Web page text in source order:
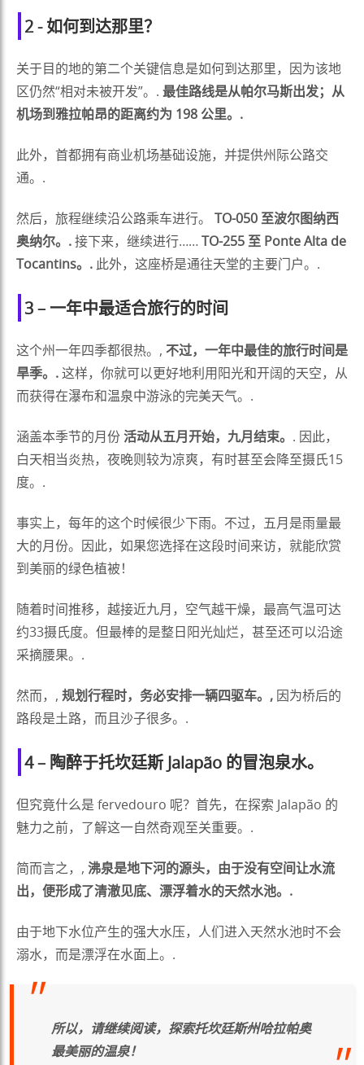
2 - 如何到达那里？
关于目的地的第二个关键信息是如何到达那里，因为该地
区仍然“相对未被开发”。. 最佳路线是从帕尔马斯出发；从
机场到雅拉帕昂的距离约为 198 公里。.
此外，首都拥有商业机场基础设施，并提供州际公路交
通。.
然后，旅程继续沿公路乘车进行。 TO-050 至波尔图纳西
奥纳尔。. 接下来，继续进行…… TO-255 至 Ponte Alta de
Tocantins。. 此外，这座桥是通往天堂的主要门户。.
3 – 一年中最适合旅行的时间
这个州一年四季都很热。, 不过，一年中最佳的旅行时间是
旱季。. 这样，你就可以更好地利用阳光和开阔的天空，从
而获得在瀑布和温泉中游泳的完美天气。.
涵盖本季节的月份 活动从五月开始，九月结束。 . 因此，
白天相当炎热，夜晚则较为凉爽，有时甚至会降至摄氏15
度。.
事实上，每年的这个时候很少下雨。不过，五月是雨量最
大的月份。因此，如果您选择在这段时间来访，就能欣赏
到美丽的绿色植被！
随着时间推移，越接近九月，空气越干燥，最高气温可达
约33摄氏度。但最棒的是整日阳光灿烂，甚至还可以沿途
采摘腰果。.
然而，, 规划行程时，务必安排一辆四驱车。, 因为桥后的
路段是土路，而且沙子很多。.
4 – 陶醉于托坎廷斯 Jalapão 的冒泡泉水。
但究竟什么是 fervedouro 呢？首先，在探索 Jalapão 的
魅力之前，了解这一自然奇观至关重要。.
简而言之，, 沸泉是地下河的源头，由于没有空间让水流
出，便形成了清澈见底、漂浮着水的天然水池。.
由于地下水位产生的强大水压，人们进入天然水池时不会
溺水，而是漂浮在水面上。.
所以，请继续阅读，探索托坎廷斯州哈拉帕奥
最美丽的温泉！